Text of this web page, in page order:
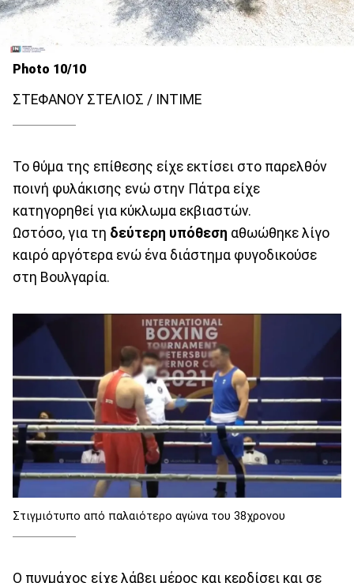
Photo 10/10
ΣΤΕΦΑΝΟΥ ΣΤΕΛΙΟΣ / INTIME
Το θύμα της επίθεσης είχε εκτίσει στο παρελθόν
ποινή φυλάκισης ενώ στην Πάτρα είχε
κατηγορηθεί για κύκλωμα εκβιαστών.
Ωστόσο, για τη δεύτερη υπόθεση αθωώθηκε λίγο
καιρό αργότερα ενώ ένα διάστημα φυγοδικούσε
στη Βουλγαρία.
Στιγμιότυπο από παλαιότερο αγώνα του 38χρονου
Ο πυγμάχος είχε λάβει μέρος και κερδίσει και σε